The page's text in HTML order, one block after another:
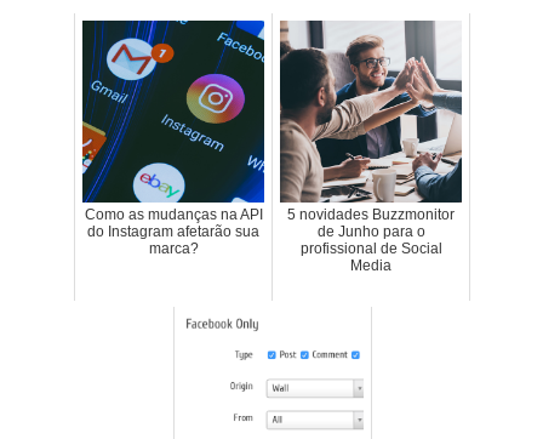
Como as mudanças na API
do Instagram afetarão sua
marca?
5 novidades Buzzmonitor
de Junho para o
profissional de Social
Media